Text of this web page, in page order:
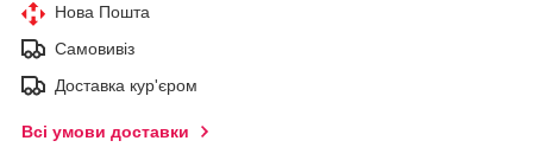
Нова Пошта
Самовивіз
Доставка кур'єром
Всі умови доставки